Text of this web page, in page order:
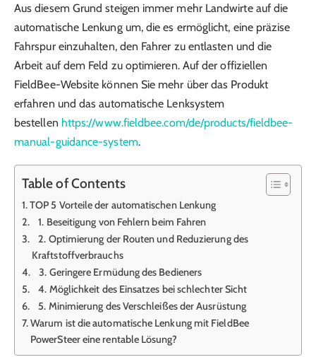
Aus diesem Grund steigen immer mehr Landwirte auf die
automatische Lenkung um, die es ermöglicht, eine präzise
Fahrspur einzuhalten, den Fahrer zu entlasten und die
Arbeit auf dem Feld zu optimieren. Auf der offiziellen
FieldBee-Website können Sie mehr über das Produkt
erfahren und das automatische Lenksystem
bestellen https://www.fieldbee.com/de/products/fieldbee-
manual-guidance-system.
Table of Contents
TOP 5 Vorteile der automatischen Lenkung
1. Beseitigung von Fehlern beim Fahren
2. Optimierung der Routen und Reduzierung des
Kraftstoffverbrauchs
3. Geringere Ermüdung des Bedieners
4. Möglichkeit des Einsatzes bei schlechter Sicht
5. Minimierung des Verschleißes der Ausrüstung
Warum ist die automatische Lenkung mit FieldBee
PowerSteer eine rentable Lösung?